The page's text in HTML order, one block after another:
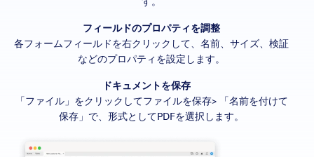
フィールドのプロパティを調整
各フォームフィールドを右クリックして、名前、サイズ、検証
などのプロパティを設定します。
ドキュメントを保存
「ファイル」をクリックしてファイルを保存> 「名前を付けて
保存」で、形式としてPDFを選択します。